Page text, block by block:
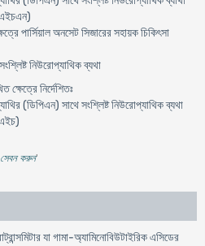
পার্সিয়াল অনসেট সিজারের সহায়ক চিকিৎসা
নিউরোপ্যাথিক ব্যথা
ক্ষেত্রে নির্দেশিতঃ
(ডিপিএন) সাথে সংশ্লিষ্ট নিউরোপ্যাথিক ব্যথা
সেবন করুন'
যা গামা-অ্যামিনোবিউটাইরিক এসিডের